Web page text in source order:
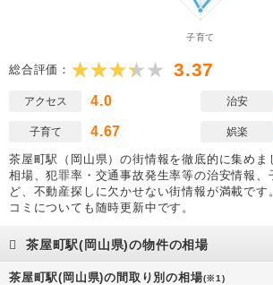
総合評価： 3.37
アクセス 4.0 治安
子育て 4.67 娯楽
茶屋町駅（岡山県）の街情報を徹底的に集めま
相場、犯罪率・交通事故発生率等の治安情報、
ど、不動産探しに欠かせない街情報が満載です
コミについても随時更新中です。
茶屋町駅(岡山県)の物件の相場
茶屋町駅(岡山県)の間取り別の相場(※1)